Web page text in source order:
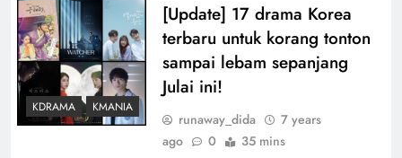
KDRAMA KMANIA
[Update] 17 drama Korea
terbaru untuk korang tonton
sampai lebam sepanjang
Julai ini!
runaway_dida
7 years
ago
0 35 mins